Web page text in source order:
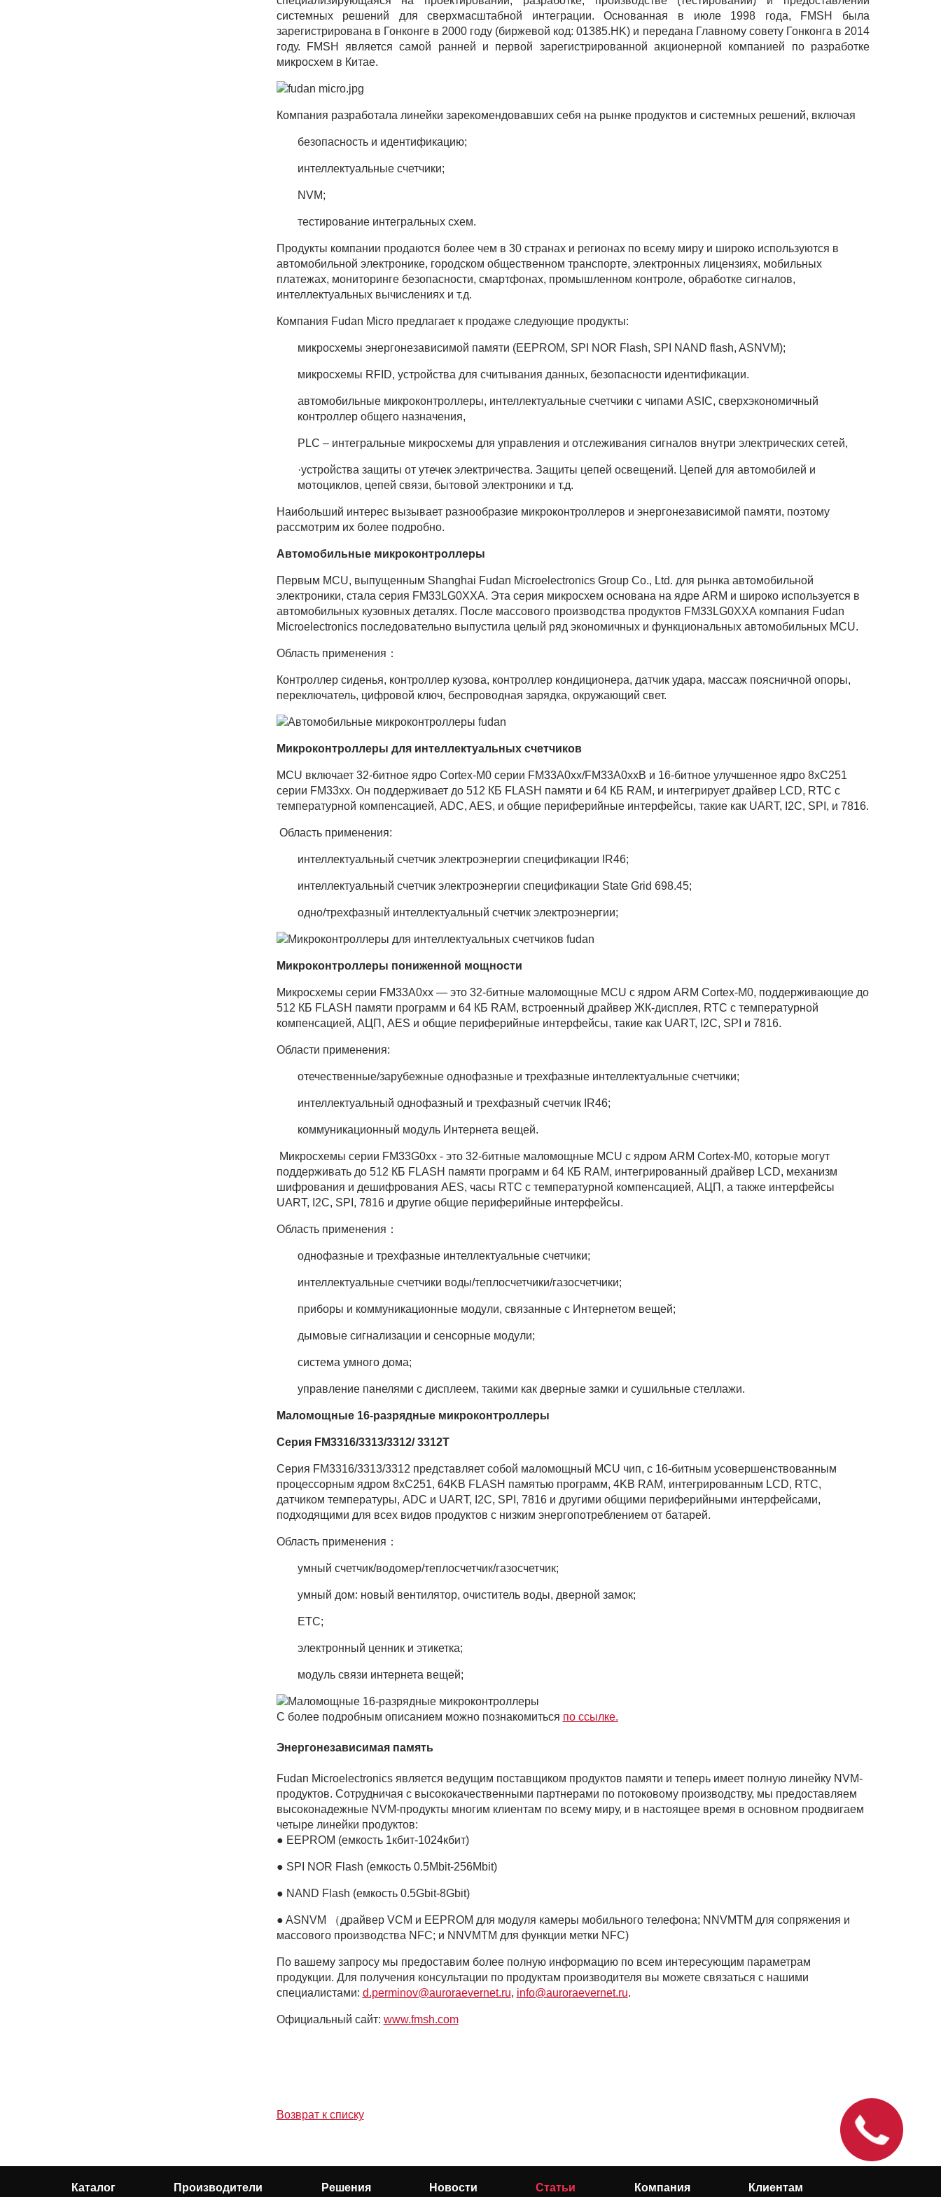
системных решений для сверхмасштабной интеграции. Основанная в июле 1998 года, FMSH была
зарегистрирована в Гонконге в 2000 году (биржевой код: 01385.HK) и передана Главному совету Гонконга в 2014
году. FMSH является самой ранней и первой зарегистрированной акционерной компанией по разработке
микросхем в Китае.
Компания разработала линейки зарекомендовавших себя на рынке продуктов и системных решений, включая
безопасность и идентификацию;
интеллектуальные счетчики;
NVM;
тестирование интегральных схем.
Продукты компании продаются более чем в 30 странах и регионах по всему миру и широко используются в
автомобильной электронике, городском общественном транспорте, электронных лицензиях, мобильных
платежах, мониторинге безопасности, смартфонах, промышленном контроле, обработке сигналов,
интеллектуальных вычислениях и т.д.
Компания Fudan Micro предлагает к продаже следующие продукты:
микросхемы энергонезависимой памяти (EEPROM, SPI NOR Flash, SPI NAND flash, ASNVM);
микросхемы RFID, устройства для считывания данных, безопасности идентификации.
автомобильные микроконтроллеры, интеллектуальные счетчики с чипами ASIC, сверхэкономичный
контроллер общего назначения,
PLC – интегральные микросхемы для управления и отслеживания сигналов внутри электрических сетей,
·устройства защиты от утечек электричества. Защиты цепей освещений. Цепей для автомобилей и
мотоциклов, цепей связи, бытовой электроники и т.д.
Наибольший интерес вызывает разнообразие микроконтроллеров и энергонезависимой памяти, поэтому
рассмотрим их более подробно.
Автомобильные микроконтроллеры
Первым MCU, выпущенным Shanghai Fudan Microelectronics Group Co., Ltd. для рынка автомобильной
электроники, стала серия FM33LG0XXA. Эта серия микросхем основана на ядре ARM и широко используется в
автомобильных кузовных деталях. После массового производства продуктов FM33LG0XXA компания Fudan
Microelectronics последовательно выпустила целый ряд экономичных и функциональных автомобильных MCU.
Область применения：
Контроллер сиденья, контроллер кузова, контроллер кондиционера, датчик удара, массаж поясничной опоры,
переключатель, цифровой ключ, беспроводная зарядка, окружающий свет.
Микроконтроллеры для интеллектуальных счетчиков
MCU включает 32-битное ядро Cortex-M0 серии FM33A0xx/FM33A0xxB и 16-битное улучшенное ядро 8xC251
серии FM33xx. Он поддерживает до 512 КБ FLASH памяти и 64 КБ RAM, и интегрирует драйвер LCD, RTC с
температурной компенсацией, ADC, AES, и общие периферийные интерфейсы, такие как UART, I2C, SPI, и 7816.
Область применения:
интеллектуальный счетчик электроэнергии спецификации IR46;
интеллектуальный счетчик электроэнергии спецификации State Grid 698.45;
одно/трехфазный интеллектуальный счетчик электроэнергии;
Микроконтроллеры пониженной мощности
Микросхемы серии FM33A0xx — это 32-битные маломощные MCU с ядром ARM Cortex-M0, поддерживающие до
512 КБ FLASH памяти программ и 64 КБ RAM, встроенный драйвер ЖК-дисплея, RTC с температурной
компенсацией, АЦП, AES и общие периферийные интерфейсы, такие как UART, I2C, SPI и 7816.
Области применения:
отечественные/зарубежные однофазные и трехфазные интеллектуальные счетчики;
интеллектуальный однофазный и трехфазный счетчик IR46;
коммуникационный модуль Интернета вещей.
Микросхемы серии FM33G0xx - это 32-битные маломощные MCU с ядром ARM Cortex-M0, которые могут
поддерживать до 512 КБ FLASH памяти программ и 64 КБ RAM, интегрированный драйвер LCD, механизм
шифрования и дешифрования AES, часы RTC с температурной компенсацией, АЦП, а также интерфейсы
UART, I2C, SPI, 7816 и другие общие периферийные интерфейсы.
Область применения：
однофазные и трехфазные интеллектуальные счетчики;
интеллектуальные счетчики воды/теплосчетчики/газосчетчики;
приборы и коммуникационные модули, связанные с Интернетом вещей;
дымовые сигнализации и сенсорные модули;
система умного дома;
управление панелями с дисплеем, такими как дверные замки и сушильные стеллажи.
Маломощные 16-разрядные микроконтроллеры
Серия FM3316/3313/3312/ 3312T
Серия FM3316/3313/3312 представляет собой маломощный MCU чип, с 16-битным усовершенствованным
процессорным ядром 8xC251, 64KB FLASH памятью программ, 4KB RAM, интегрированным LCD, RTC,
датчиком температуры, ADC и UART, I2C, SPI, 7816 и другими общими периферийными интерфейсами,
подходящими для всех видов продуктов с низким энергопотреблением от батарей.
Область применения：
умный счетчик/водомер/теплосчетчик/газосчетчик;
умный дом: новый вентилятор, очиститель воды, дверной замок;
ETC;
электронный ценник и этикетка;
модуль связи интернета вещей;
С более подробным описанием можно познакомиться по ссылке.
Энергонезависимая память
Fudan Microelectronics является ведущим поставщиком продуктов памяти и теперь имеет полную линейку NVM-
продуктов. Сотрудничая с высококачественными партнерами по потоковому производству, мы предоставляем
высоконадежные NVM-продукты многим клиентам по всему миру, и в настоящее время в основном продвигаем
четыре линейки продуктов:
● EEPROM (емкость 1кбит-1024кбит)
● SPI NOR Flash (емкость 0.5Mbit-256Mbit)
● NAND Flash (емкость 0.5Gbit-8Gbit)
● ASNVM （драйвер VCM и EEPROM для модуля камеры мобильного телефона; NNVMTM для сопряжения и
массового производства NFC; и NNVMTM для функции метки NFC)
По вашему запросу мы предоставим более полную информацию по всем интересующим параметрам
продукции. Для получения консультации по продуктам производителя вы можете связаться с нашими
специалистами: d.perminov@auroraevernet.ru, info@auroraevernet.ru.
Официальный сайт: www.fmsh.com
Возврат к списку
Каталог Производители Решения Новости Статьи Компания Клиентам